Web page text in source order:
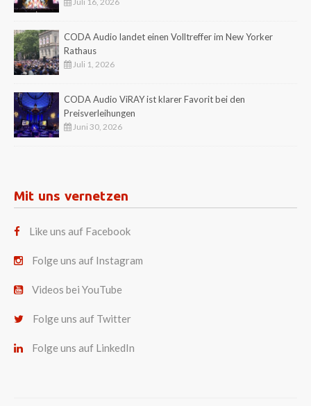
CODA Audio landet einen Volltreffer im New Yorker
Rathaus
Juli 1, 2026
CODA Audio ViRAY ist klarer Favorit bei den
Preisverleihungen
Juni 30, 2026
Mit uns vernetzen
Like uns auf Facebook
Folge uns auf Instagram
Videos bei YouTube
Folge uns auf Twitter
Folge uns auf LinkedIn